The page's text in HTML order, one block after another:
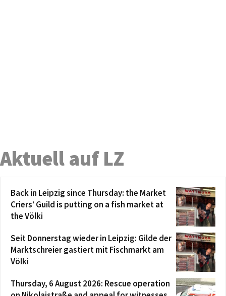
Aktuell auf LZ
Back in Leipzig since Thursday: the Market
Criers’ Guild is putting on a fish market at
the Völki
Seit Donnerstag wieder in Leipzig: Gilde der
Marktschreier gastiert mit Fischmarkt am
Völki
Thursday, 6 August 2026: Rescue operation